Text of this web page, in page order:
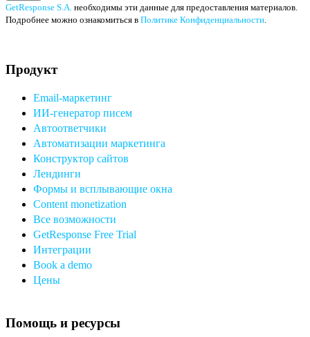
GetResponse S.A. необходимы эти данные для предоставления материалов.
Подробнее можно ознакомиться в Политике Конфиденциальности.
Продукт
Email-маркетинг
ИИ-генератор писем
Автоответчики
Автоматизации маркетинга
Конструктор сайтов
Лендинги
Формы и всплывающие окна
Content monetization
Все возможности
GetResponse Free Trial
Интеграции
Book a demo
Цены
Помощь и ресурсы